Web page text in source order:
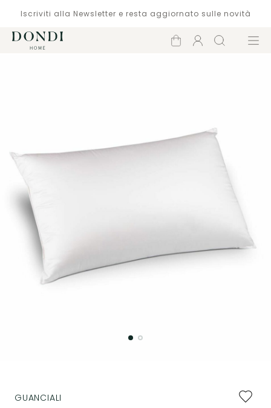
Iscriviti alla Newsletter e resta aggiornato sulle novità
Carrello
Account
Cerca Menù
GUANCIALI